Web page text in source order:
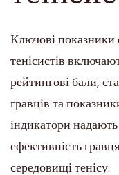
Ключові показники
тенісистів
рейтингові бали,
гравців та
індикатори
ефективність
середовищі тенісу.